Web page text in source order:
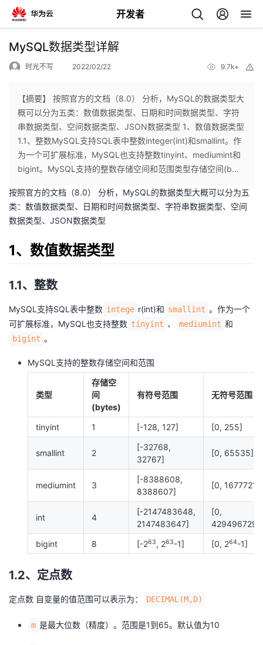
开发者
返
个
人
主
页
我
的
开
发
者
我
的
博
我
的
我
注
发
者
学
Programs
支
持
MySQL数据类型详解
时光不写 2022/02/22 9.7k+
【摘要】 按照官方的文档（8.0） 分析，MySQL的数据类型大
概可以分为五类：数值数据类型、日期和时间数据类型、字符
串数据类型、空间数据类型、JSON数据类型 1、数值数据类型
1.1、整数MySQL支持SQL表中整数integer(int)和smallint。作
为一个可扩展标准，MySQL也支持整数tinyint、mediumint和
bigint。MySQL支持的整数存储空间和范围类型存储空间(b...
按照官方的文档（8.0）
分析，MySQL的数据类型大概可以分为五
类：数值数据类型、日期和时间数据类型、字符串数据类型、空间
数据类型、JSON数据类型
1、数值数据类型
1.1、整数
MySQL支持SQL表中整数 intege r(int)和 smallint 。作为一个
可扩展标准，MySQL也支持整数 tinyint 、 mediumint 和
bigint 。
MySQL支持的整数存储空间和范围
类型
存储空
间
(bytes)
有符号范围 无符号范围
tinyint 1 [-128, 127] [0, 255]
smallint 2
[-32768,
32767]
[0, 65535]
mediumint 3
[-8388608,
8388607]
[0,
int 4
[-2147483648,
2147483647]
[0,
bigint
8 [-263, 263-1] [0, 264-1]
1.2、定点数
定点数 自变量的值范围可以表示为： DECIMAL(M,D)
m 是最大位数（精度）。范围是1到65。默认值为10